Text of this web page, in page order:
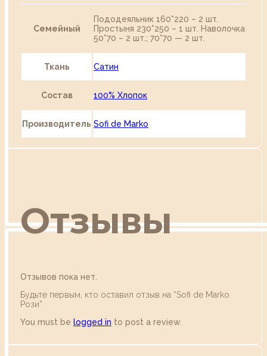
Семейный
Пододеяльник 160*220 – 2 шт.
Простыня 230*250 – 1 шт. Наволочка
50*70 – 2 шт.; 70*70 — 2 шт.
Ткань Сатин
Состав 100% Хлопок
Производитель Sofi de Marko
Отзывы
Отзывов пока нет.
Будьте первым, кто оставил отзыв на “Sofi de Marko
Рози”
You must be logged in to post a review.